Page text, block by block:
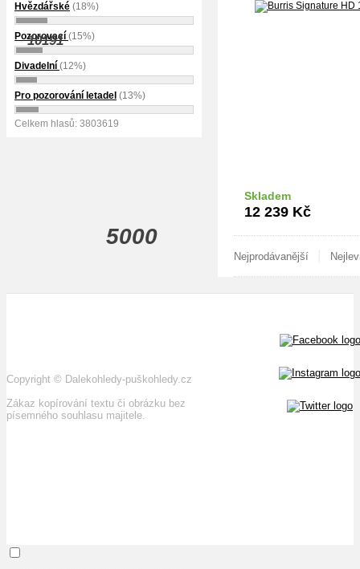
Skladem
12 239 Kč
Nejprodávanější
Hvězdářské (18%)
Pozorovací (15%)
Divadelní (12%)
Pro pozorování letadel (13%)
Celkem hlasů: 3803619
5000
10191
Copyright © Dalekohledy-puškohledy.cz
Zákaz kopírování textu či obrázku bez
písemného souhlasu majitele.